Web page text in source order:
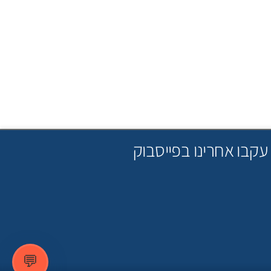
עקבו אחרינו בפייסבוק
💬